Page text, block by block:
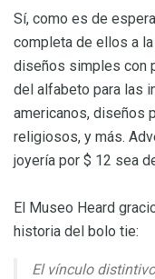
Sí, como es de
completa de ellos a
diseños simples con
del alfabeto para las
americanos, diseños
religiosos, y más.
joyería por $ 12 sea
El Museo Heard
historia del bolo tie:
El vínculo